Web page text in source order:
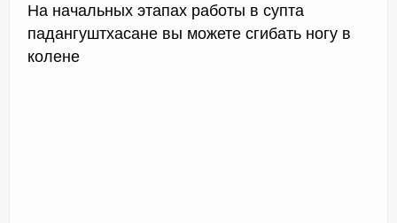
На начальных этапах работы в супта
падангуштхасане вы можете сгибать ногу в
колене